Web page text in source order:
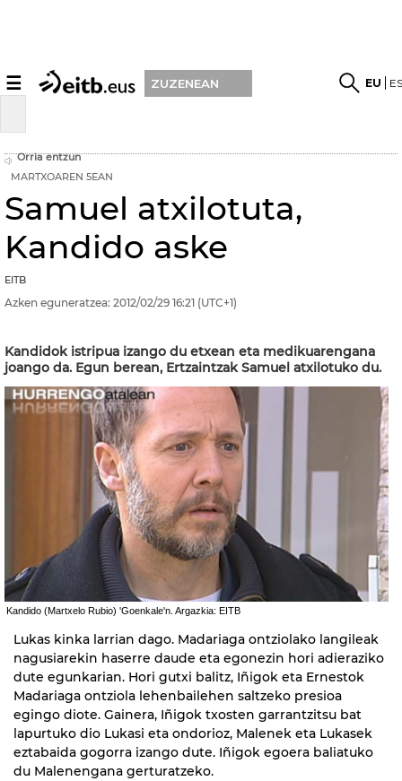
☰ ZUZENEAN EU
Orria entzun
MARTXOAREN 5EAN
Samuel atxilotuta,
Kandido aske
EITB
Azken eguneratzea: 2012/02/29 16:21 (UTC+1)
Kandidok istripua izango du etxean eta medikuarengana
joango da. Egun berean, Ertzaintzak Samuel atxilotuko du.
Kandido (Martxelo Rubio) 'Goenkale'n. Argazkia: EITB
Lukas kinka larrian dago. Madariaga ontziolako langileak
nagusiarekin haserre daude eta egonezin hori adieraziko
dute egunkarian. Hori gutxi balitz, Iñigok eta Ernestok
Madariaga ontziola lehenbailehen saltzeko presioa
egingo diote. Gainera, Iñigok txosten garrantzitsu bat
lapurtuko dio Lukasi eta ondorioz, Malenek eta Lukasek
eztabaida gogorra izango dute. Iñigok egoera baliatuko
du Malenengana gerturatzeko.